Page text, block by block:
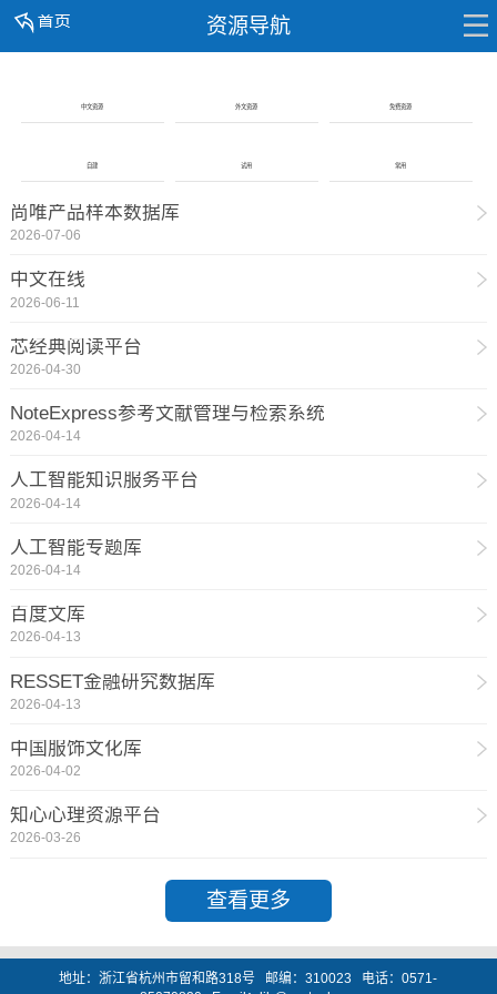
资源导航
中文资源 外文资源 免费资源
自建 试用 常用
尚唯产品样本数据库
2026-07-06
中文在线
2026-06-11
芯经典阅读平台
2026-04-30
NoteExpress参考文献管理与检索系统
2026-04-14
人工智能知识服务平台
2026-04-14
人工智能专题库
2026-04-14
​百度文库
2026-04-13
RESSET金融研究数据库
2026-04-13
中国服饰文化库
2026-04-02
知心心理资源平台
2026-03-26
查看更多
地址：浙江省杭州市留和路318号 邮编：310023 电话：0571-